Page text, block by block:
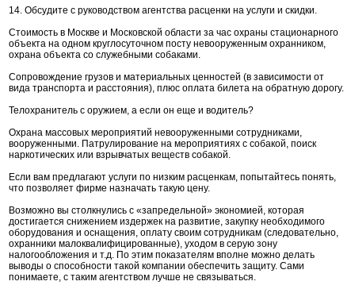
14. Обсудите с руководством агентства расценки на услуги и скидки.
Стоимость в Москве и Московской области за час охраны стационарного
объекта на одном круглосуточном посту невооруженным охранником,
охрана объекта со служебными собаками.
Сопровождение грузов и материальных ценностей (в зависимости от
вида транспорта и расстояния), плюс оплата билета на обратную дорогу.
Телохранитель с оружием, а если он еще и водитель?
Охрана массовых мероприятий невооруженными сотрудниками,
вооруженными. Патрулирование на мероприятиях с собакой, поиск
наркотических или взрывчатых веществ собакой.
Если вам предлагают услуги по низким расценкам, попытайтесь понять,
что позволяет фирме назначать такую цену.
Возможно вы столкнулись с «запредельной» экономией, которая
достигается снижением издержек на развитие, закупку необходимого
оборудования и оснащения, оплату своим сотрудникам (следовательно,
охранники малоквалифицированные), уходом в серую зону
налогообложения и т.д. По этим показателям вполне можно делать
выводы о способности такой компании обеспечить защиту. Сами
понимаете, с таким агентством лучше не связываться.